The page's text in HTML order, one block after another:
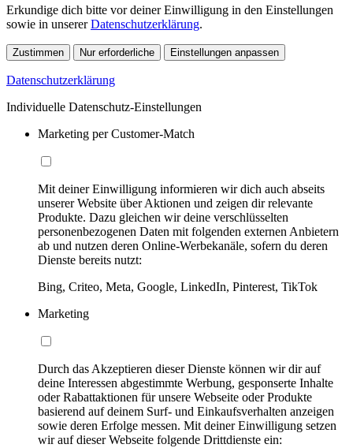
Erkundige dich bitte vor deiner Einwilligung in den Einstellungen
sowie in unsererDatenschutzerklärung.
Zustimmen Nur erforderliche Einstellungen anpassen
Datenschutzerklärung
Individuelle Datenschutz-Einstellungen
Marketing per Customer-Match
Mit deiner Einwilligung informieren wir dich auch abseits
unserer Website über Aktionen und zeigen dir relevante
Produkte. Dazu gleichen wir deine verschlüsselten
personenbezogenen Daten mit folgenden externen Anbietern
ab und nutzen deren Online-Werbekanäle, sofern du deren
Dienste bereits nutzt:
Bing, Criteo, Meta, Google, LinkedIn, Pinterest, TikTok
Marketing
Durch das Akzeptieren dieser Dienste können wir dir auf
deine Interessen abgestimmte Werbung, gesponserte Inhalte
oder Rabattaktionen für unsere Webseite oder Produkte
basierend auf deinem Surf- und Einkaufsverhalten anzeigen
sowie deren Erfolge messen. Mit deiner Einwilligung setzen
wir auf dieser Webseite folgende Drittdienste ein: